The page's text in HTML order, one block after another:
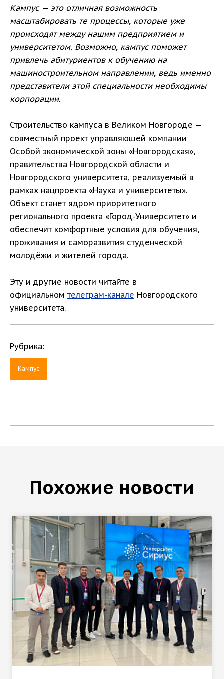
Кампус — это отличная возможность
масштабировать те процессы, которые уже
происходят между нашим предприятием и
университетом. Возможно, кампус поможет
привлечь абитуриентов к обучению на
машиностроительном направлении, ведь именно
представители этой специальности необходимы
корпорации.
Строительство кампуса в Великом Новгороде —
совместный проект управляющей компании
Особой экономической зоны «Новгородская»,
правительства Новгородской области и
Новгородского университета, реализуемый в
рамках нацпроекта «Наука и университеты».
Объект станет ядром приоритетного
регионального проекта «Город-Университет» и
обеспечит комфортные условия для обучения,
проживания и саморазвития студенческой
молодёжи и жителей города.
Эту и другие новости читайте в
официальном телеграм-канале Новгородского
университета.
Рубрика:
Кампус
Похожие новости